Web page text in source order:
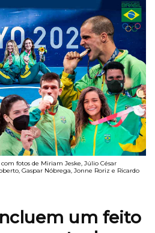
fotos de Miriam Jeske, Júlio César
Gaspar Nóbrega, Jonne Roriz e Ricardo
um feito